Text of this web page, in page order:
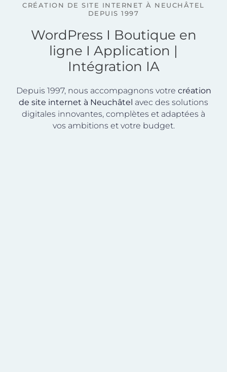
CRÉATION DE SITE INTERNET À NEUCHÂTEL
DEPUIS 1997
WordPress I Boutique en
ligne I Application |
Intégration IA
Depuis 1997, nous accompagnons votre création
de site internet à Neuchâtel avec des solutions
digitales innovantes, complètes et adaptées à
vos ambitions et votre budget.